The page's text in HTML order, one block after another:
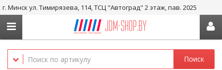
г. Минск ул. Тимирязева, 114, ТСЦ "Автоград" 2 этаж, пав. 2025
+375 29-656-05-36, +375 29-238-05-36
Поиск